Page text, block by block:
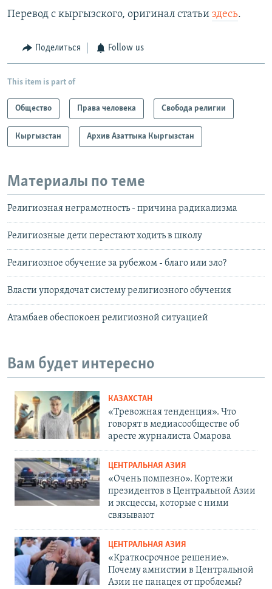
Перевод с кыргызского, оригинал статьи здесь.
Поделиться Follow us
This item is part of
Общество Права человека Свобода религии
Кыргызстан Архив Азаттыка Кыргызстан
Материалы по теме
Религиозная неграмотность - причина радикализма
Религиозные дети перестают ходить в школу
Религиозное обучение за рубежом - благо или зло?
Власти упорядочат систему религиозного обучения
Атамбаев обеспокоен религиозной ситуацией
Вам будет интересно
КАЗАХСТАН
«Тревожная тенденция». Что
говорят в медиасообществе об
аресте журналиста Омарова
ЦЕНТРАЛЬНАЯ АЗИЯ
«Очень помпезно». Кортежи
президентов в Центральной Азии
и эксцессы, которые с ними
связывают
ЦЕНТРАЛЬНАЯ АЗИЯ
«Краткосрочное решение».
Почему амнистии в Центральной
Азии не панацея от проблемы?